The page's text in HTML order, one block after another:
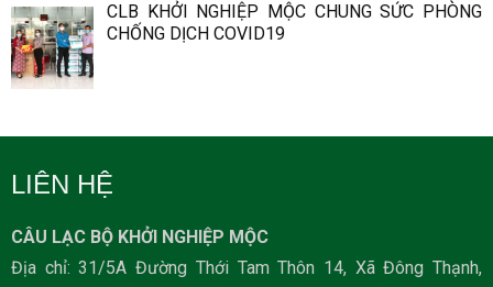
CLB KHỞI NGHIỆP MỘC CHUNG SỨC PHÒNG
CHỐNG DỊCH COVID19
LIÊN HỆ
CÂU LẠC BỘ KHỞI NGHIỆP MỘC
Địa chỉ: 31/5A Đường Thới Tam Thôn 14, Xã Đông Thạnh,